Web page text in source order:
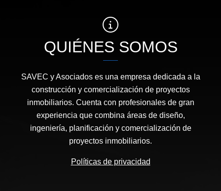
QUIÉNES SOMOS
SAVEC y Asociados es una empresa dedicada a la
construcción y comercialización de proyectos
inmobiliarios. Cuenta con profesionales de gran
experiencia que combina áreas de diseño,
ingeniería, planificación y comercialización de
proyectos inmobiliarios.
Políticas de privacidad